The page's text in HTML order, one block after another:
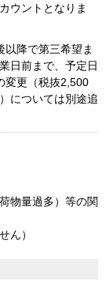
ウントとなりま
降で第三希望ま
日前まで、予定日
更（税抜2,500
については別途追
物量過多）等の関
ん）